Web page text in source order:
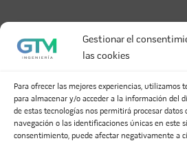
Gestionar el
las cookies
Para ofrecer las mejores experiencias, utilizamos
para almacenar y/o acceder a la información del
de estas tecnologías nos permitirá procesar
navegación o las identificaciones únicas en este
consentimiento, puede afectar negativamente a
DEJA UNA
Tu dirección de correo electrónico
Los campos obligatorios están
Comentario*